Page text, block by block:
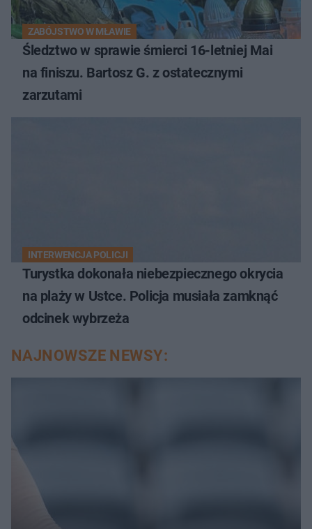
ZABÓJSTWO W MŁAWIE
Śledztwo w sprawie śmierci 16-letniej Mai
na finiszu. Bartosz G. z ostatecznymi
zarzutami
INTERWENCJA POLICJI
Turystka dokonała niebezpiecznego okrycia
na plaży w Ustce. Policja musiała zamknąć
odcinek wybrzeża
NAJNOWSZE NEWSY: